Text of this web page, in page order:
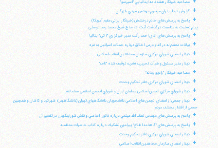
مصاحبه خبرنگار هفته نامه ايتاليايي "اسپرسو"
+ گزارش ديدار ياران مرحوم مهندس مهدي بازرگان
+
پاسخ به پرسش هاي خانم درخشش (خبرنگار ايراني مقيم آمريكا)
پيام تسليت به مناسبت درگذشت آيت الله حاج شيخ محمد رضا توسلي
+ پاسخ به پرسش هاي آقاي احمد رأفت مدير خبرگزاري "آكي" ايتاليا
+ بيانات معظم له در آغاز درس اخلاق درباره حملات اسرائيل به غزه
+ ديدار اعضاي شوراي مركزي سازمان مجاهدين انقلاب اسلامي
+ ديدار مدير مسئول و هيأت تحريريه نشريه توقيف شده "نامه"
+ مصاحبه خبرنگار "راديو زمانه"
+ ديدار اعضاي شوراي مركزي دفتر تحكيم وحدت
+ ديدار شوراي مركزي انجمن اسلامي معلمان ايران و شوراي انجمن اسلامي معلمانقم
+
ديدار جمعي از اعضاي انجمن هاي اسلامي دانشجويان دانشگاههاي تهران (دانشگاههنر)، شهركرد و كاشان و همچنين
جمعي از اقشار مختلف مردم
+ پاسخ به پرسش هاي مهندس لطف الله ميثمي درباره قانون اساسي و نقش شوراينگهبان در تفسير آن
+ پاسخ به پرسش هاي "گاهنامه اطلاع" پيرامون تشكيك درباره كتاب خاطرات معظمله
+ ديدار اعضاي شوراي مركزي دفتر تحكيم وحدت
+ ديدار اعضاي سازمان مجاهدين انقلاب اسلامي